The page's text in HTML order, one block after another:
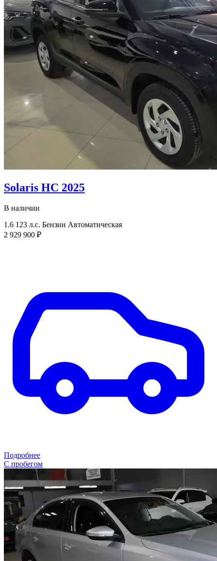
Solaris HС 2025
В наличии
1.6 123 л.с. Бензин Автоматическая
2 929 900 ₽
Подробнее
С пробегом